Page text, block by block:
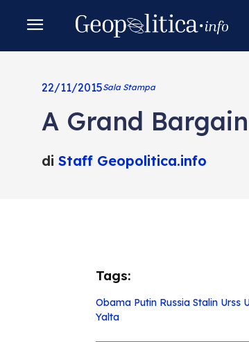
22/11/2015Sala Stampa
A Grand
di Staff Geopolitica.info
Tags:
Obama Putin Russia Stalin Urss
Yalta